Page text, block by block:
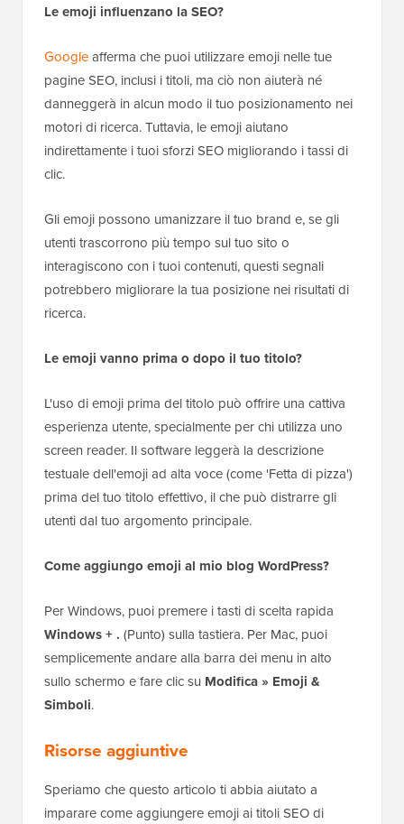
Le emoji influenzano la SEO?
Googleafferma che puoi utilizzare emoji nelle tue
pagine SEO, inclusi i titoli, ma ciò non aiuterà né
danneggerà in alcun modo il tuo posizionamento nei
motori di ricerca. Tuttavia, le emoji aiutano
indirettamente i tuoi sforzi SEO migliorando i tassi di
clic.
Gli emoji possono umanizzare il tuo brand e, se gli
utenti trascorrono più tempo sul tuo sito o
interagiscono con i tuoi contenuti, questi segnali
potrebbero migliorare la tua posizione nei risultati di
ricerca.
Le emoji vanno prima o dopo il tuo titolo?
L'uso di emoji prima del titolo può offrire una cattiva
esperienza utente, specialmente per chi utilizza uno
screen reader. Il software leggerà la descrizione
testuale dell'emoji ad alta voce (come 'Fetta di pizza')
prima del tuo titolo effettivo, il che può distrarre gli
utenti dal tuo argomento principale.
Come aggiungo emoji al mio blog WordPress?
Per Windows, puoi premere i tasti di scelta rapida
Windows + . (Punto) sulla tastiera. Per Mac, puoi
semplicemente andare alla barra dei menu in alto
sullo schermo e fare clic su Modifica » Emoji &
Simboli.
Risorse aggiuntive
Speriamo che questo articolo ti abbia aiutato a
imparare come aggiungere emoji ai titoli SEO di